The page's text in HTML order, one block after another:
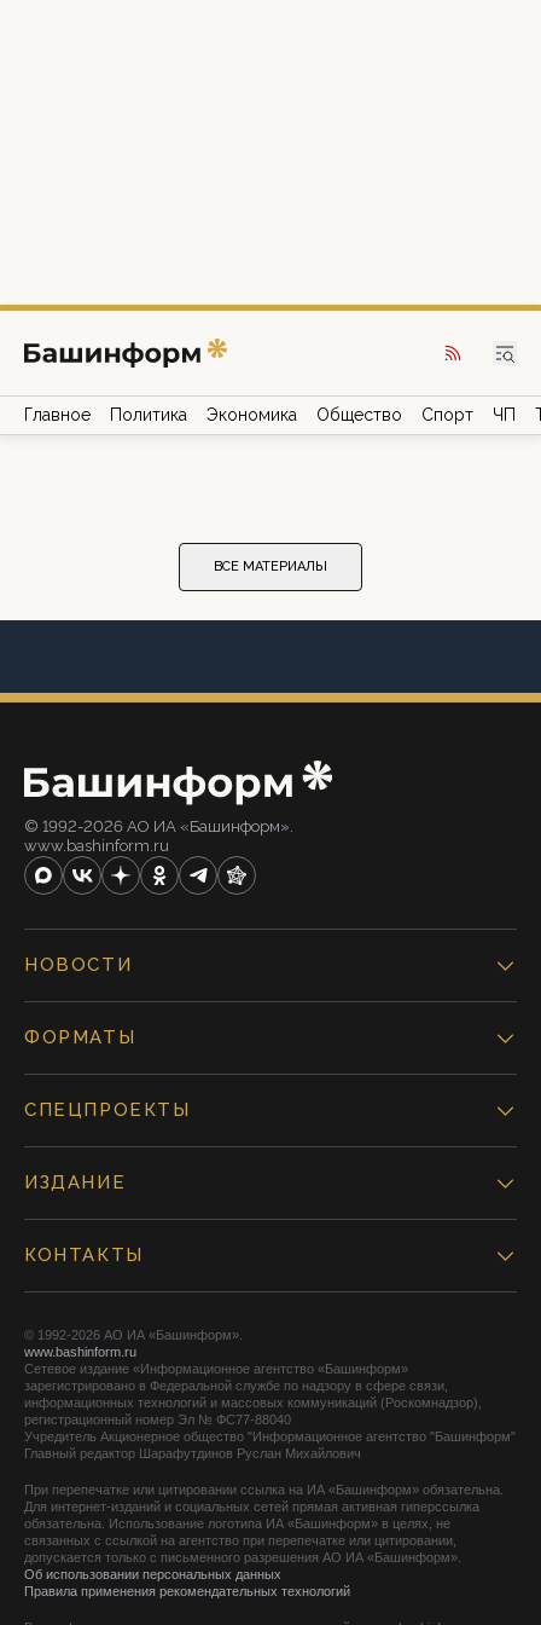
Главное Политика Экономика Общество Спорт ЧП
ВСЕ МАТЕРИАЛЫ
© 1992-2026 АО ИА «Башинформ».
www.bashinform.ru
НОВОСТИ
ФОРМАТЫ
СПЕЦПРОЕКТЫ
ИЗДАНИЕ
КОНТАКТЫ
© 1992-2026 АО ИА «Башинформ».
www.bashinform.ru
Сетевое издание «Информационное агентство «Башинформ»
зарегистрировано в Федеральной службе по надзору в сфере связи,
информационных технологий и массовых коммуникаций (Роскомнадзор),
регистрационный номер Эл № ФС77-88040
Учредитель Акционерное общество "Информационное агентство "Башинформ"
Главный редактор Шарафутдинов Руслан Михайлович
При перепечатке или цитировании ссылка на ИА «Башинформ» обязательна.
Для интернет-изданий и социальных сетей прямая активная гиперссылка
обязательна. Использование логотипа ИА «Башинформ» в целях, не
связанных с ссылкой на агентство при перепечатке или цитировании,
допускается только с письменного разрешения АО ИА «Башинформ».
Об использовании персональных данных
Правила применения рекомендательных технологий